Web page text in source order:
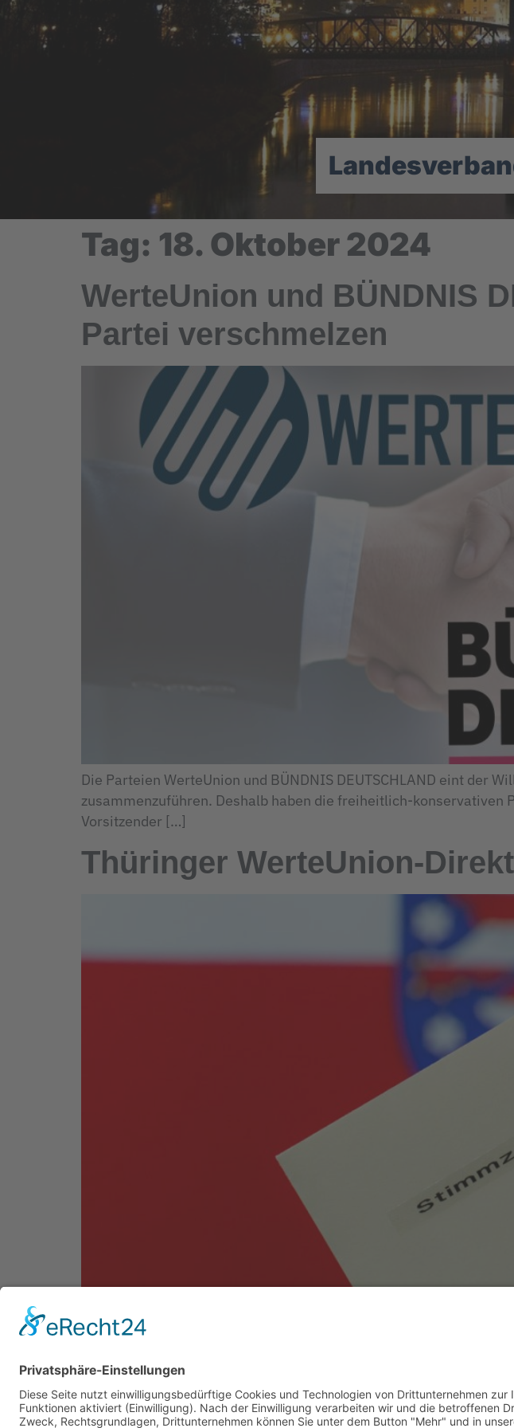
Tag: 18. Oktober 2024
WerteUnion und BÜNDNIS
Partei verschmelzen
Die Parteien WerteUnion und BÜNDNIS DEUTSCHLAND eint
zusammenzuführen. Deshalb haben die freiheitlich-konservativen
Vorsitzender […]
Thüringer WerteUnion-
Skandal, den WerteUnion-Direktkandidat Alf Schmidt (Wahlkreis